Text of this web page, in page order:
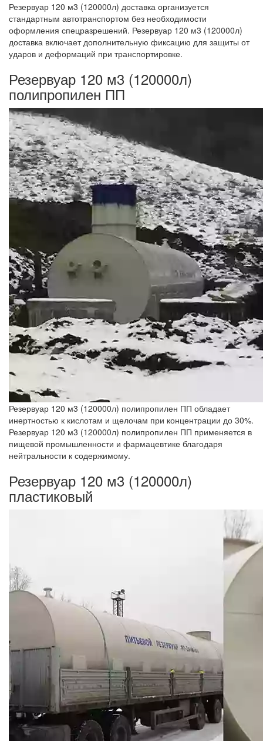
Резервуар 120 м3 (120000л) доставка организуется
стандартным автотранспортом без необходимости
оформления спецразрешений. Резервуар 120 м3 (120000л)
доставка включает дополнительную фиксацию для защиты от
ударов и деформаций при транспортировке.
Резервуар 120 м3 (120000л)
полипропилен ПП
Резервуар 120 м3 (120000л) полипропилен ПП обладает
инертностью к кислотам и щелочам при концентрации до 30%.
Резервуар 120 м3 (120000л) полипропилен ПП применяется в
пищевой промышленности и фармацевтике благодаря
нейтральности к содержимому.
Резервуар 120 м3 (120000л)
пластиковый